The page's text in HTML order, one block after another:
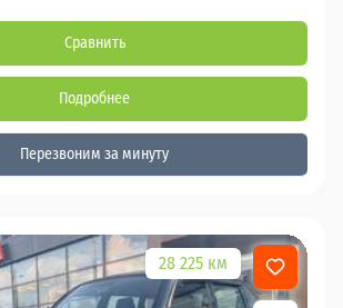
Сравнить
Подробнее
Перезвоним за минуту
28 225 км